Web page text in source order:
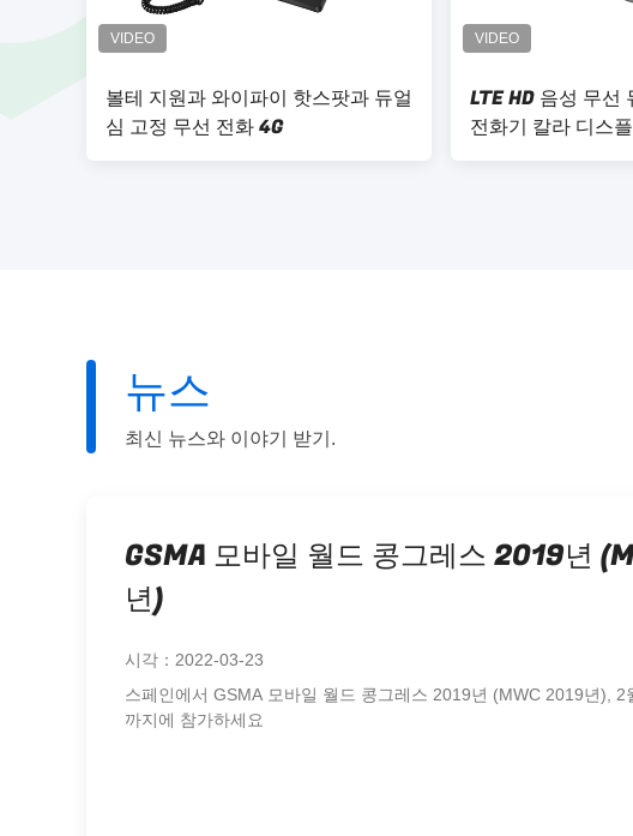
볼테 지원과 와이파이 핫스팟과 듀얼
심 고정 무선 전화 4G
LTE HD 음성 무선
전화기 칼라 디스
뉴스
최신 뉴스와 이야기 받기.
GSMA 모바일 월드 콩그레스 2019년
년)
시각：2022-03-23
스페인에서 GSMA 모바일 월드 콩그레스 2019년 (MWC 2019년), 2
까지에 참가하세요